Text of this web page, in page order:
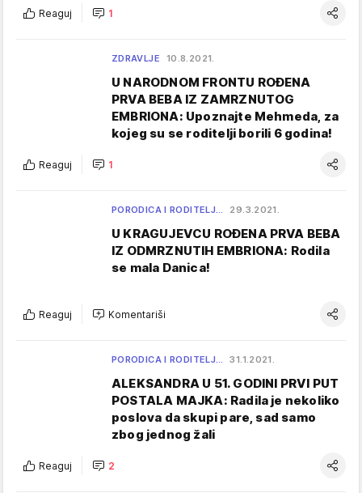
Reaguj 1
ZDRAVLJE 10.8.2021.
U NARODNOM FRONTU ROĐENA
PRVA BEBA IZ ZAMRZNUTOG
EMBRIONA: Upoznajte Mehmeda, za
kojeg su se roditelji borili 6 godina!
Reaguj 1
PORODICA I RODITELJ… 29.3.2021.
U KRAGUJEVCU ROĐENA PRVA BEBA
IZ ODMRZNUTIH EMBRIONA: Rodila
se mala Danica!
Reaguj Komentariši
PORODICA I RODITELJ… 31.1.2021.
ALEKSANDRA U 51. GODINI PRVI PUT
POSTALA MAJKA: Radila je nekoliko
poslova da skupi pare, sad samo
zbog jednog žali
Reaguj 2